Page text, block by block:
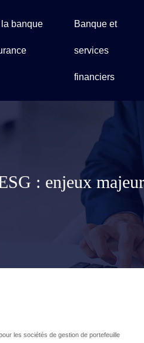
banque Banque et
services
financiers
: enjeux
les sociétés de gestion de portefeuille